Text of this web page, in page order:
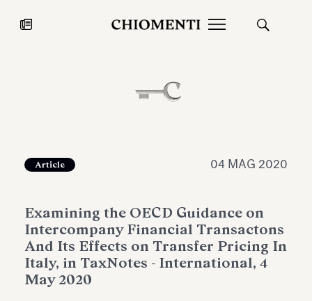
27 LUG 2026
Fondazione Torlonia inaugura la
Article 04 MAG 2020
Examining the OECD Guidance on
Intercompany Financial Transactons
And Its Effects on Transfer Pricing In
Italy, in TaxNotes - International, 4
May 2020